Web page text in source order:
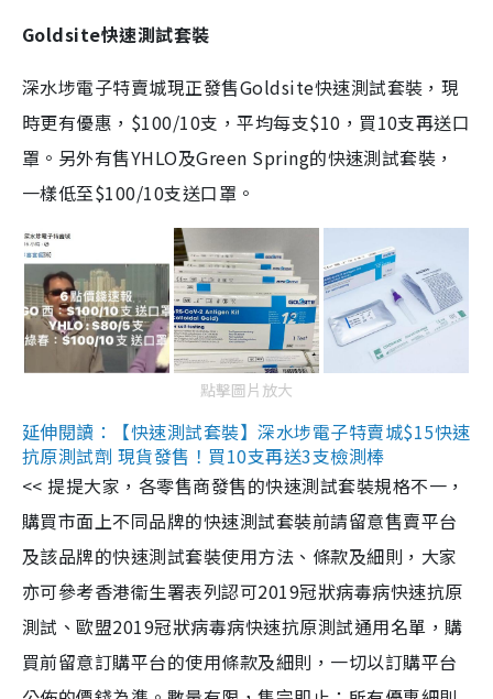
Goldsite快速測試套裝
深水埗電子特賣城現正發售Goldsite快速測試套裝，現
時更有優惠，$100/10支，平均每支$10，買10支再送口
罩。另外有售YHLO及Green Spring的快速測試套裝，
一樣低至$100/10支送口罩。
點擊圖片放大
延伸閱讀：【快速測試套裝】深水埗電子特賣城$15快速
抗原測試劑 現貨發售！買10支再送3支檢測棒
<< 提提大家，各零售商發售的快速測試套裝規格不一，
購買市面上不同品牌的快速測試套裝前請留意售賣平台
及該品牌的快速測試套裝使用方法、條款及細則，大家
亦可參考香港衞生署表列認可2019冠狀病毒病快速抗原
測試、歐盟2019冠狀病毒病快速抗原測試通用名單，購
買前留意訂購平台的使用條款及細則，一切以訂購平台